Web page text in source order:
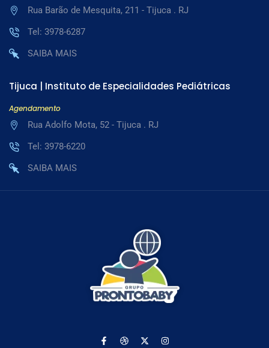
Rua Barão de Mesquita, 211 - Tijuca . RJ
Tel: 3978-6287
SAIBA MAIS
Tijuca | Instituto de Especialidades Pediátricas
Agendamento
Rua Adolfo Mota, 52 - Tijuca . RJ
Tel: 3978-6220
SAIBA MAIS